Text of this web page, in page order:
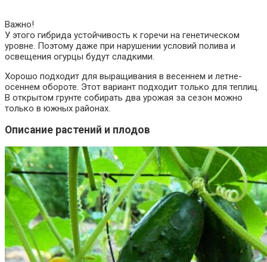
Важно!
У этого гибрида устойчивость к горечи на генетическом
уровне. Поэтому даже при нарушении условий полива и
освещения огурцы будут сладкими.
Хорошо подходит для выращивания в весеннем и летне-
осеннем обороте. Этот вариант подходит только для теплиц.
В открытом грунте собирать два урожая за сезон можно
только в южных районах.
Описание растений и плодов